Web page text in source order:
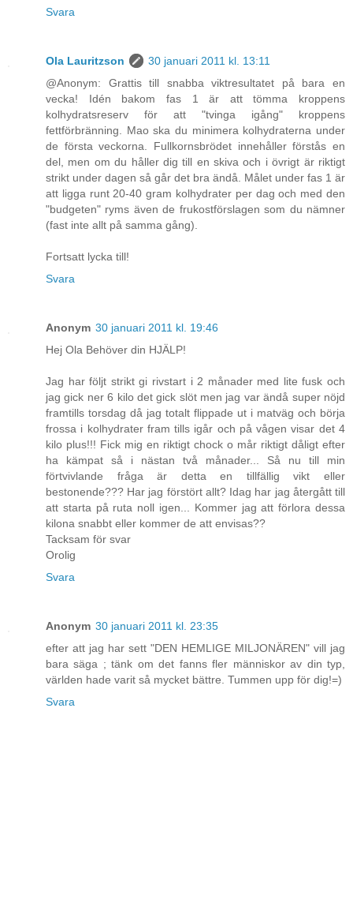
Svara
Ola Lauritzson
30 januari 2011 kl. 13:11
@Anonym: Grattis till snabba viktresultatet på bara en
vecka! Idén bakom fas 1 är att tömma kroppens
kolhydratsreserv för att "tvinga igång" kroppens
fettförbränning. Mao ska du minimera kolhydraterna under
de första veckorna. Fullkornsbrödet innehåller förstås en
del, men om du håller dig till en skiva och i övrigt är riktigt
strikt under dagen så går det bra ändå. Målet under fas 1 är
att ligga runt 20-40 gram kolhydrater per dag och med den
"budgeten" ryms även de frukostförslagen som du nämner
(fast inte allt på samma gång).
Fortsatt lycka till!
Svara
Anonym 30 januari 2011 kl. 19:46
Hej Ola Behöver din HJÄLP!
Jag har följt strikt gi rivstart i 2 månader med lite fusk och
jag gick ner 6 kilo det gick slöt men jag var ändå super nöjd
framtills torsdag då jag totalt flippade ut i matväg och börja
frossa i kolhydrater fram tills igår och på vågen visar det 4
kilo plus!!! Fick mig en riktigt chock o mår riktigt dåligt efter
ha kämpat så i nästan två månader... Så nu till min
förtvivlande fråga är detta en tillfällig vikt eller
bestonende??? Har jag förstört allt? Idag har jag återgått till
att starta på ruta noll igen... Kommer jag att förlora dessa
kilona snabbt eller kommer de att envisas??
Tacksam för svar
Orolig
Svara
Anonym 30 januari 2011 kl. 23:35
efter att jag har sett "DEN HEMLIGE MILJONÄREN" vill jag
bara säga ; tänk om det fanns fler människor av din typ,
världen hade varit så mycket bättre. Tummen upp för dig!=)
Svara